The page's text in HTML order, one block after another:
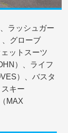
ラッシュガー
、グローブ
ットスーツ
）、ライフ
）、バスタ
キー
MAX